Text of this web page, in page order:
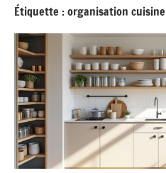
Étiquette :organisation cuisine